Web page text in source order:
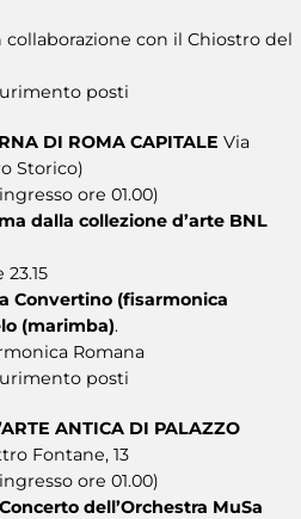
con il Chiostro del
posti
DI ROMA CAPITALE Via
Storico)
ore 01.00)
dalla collezione d’arte BNL
Convertino (fisarmonica
(marimba).
Romana
posti
ANTICA DI PALAZZO
Fontane, 13
ore 01.00)
Concerto dell’Orchestra MuSa